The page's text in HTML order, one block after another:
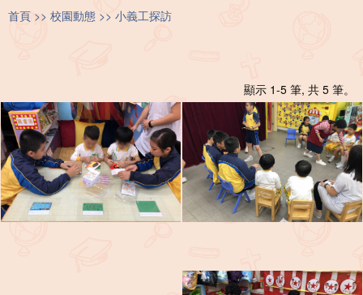
首頁 校園動態 小義工探訪
顯示 1-5 筆, 共 5 筆。